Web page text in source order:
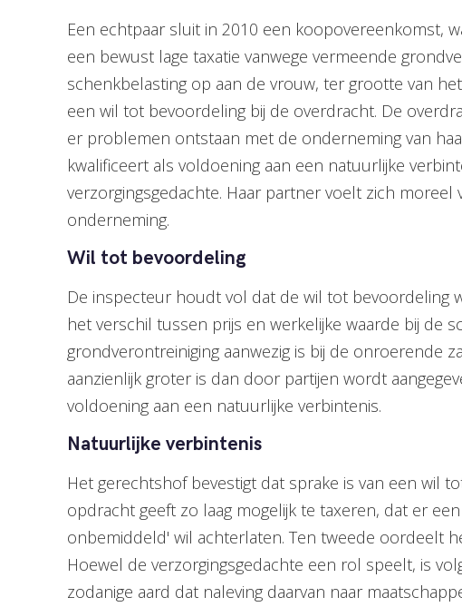
Een echtpaar sluit in 2010 een koopovereenkomst,
een bewust lage taxatie vanwege vermeende
schenkbelasting op aan de vrouw, ter grootte van
een wil tot bevoordeling bij de overdracht. De
er problemen ontstaan met de onderneming van
kwalificeert als voldoening aan een natuurlijke
verzorgingsgedachte. Haar partner voelt zich
onderneming.
Wil tot bevoordeling
De inspecteur houdt vol dat de wil tot bevoordeling
het verschil tussen prijs en werkelijke waarde bij de
grondverontreiniging aanwezig is bij de onroerende
aanzienlijk groter is dan door partijen wordt
voldoening aan een natuurlijke verbintenis.
Natuurlijke verbintenis
Het gerechtshof bevestigt dat sprake is van een wil
opdracht geeft zo laag mogelijk te taxeren, dat er
onbemiddeld' wil achterlaten. Ten tweede oordeelt
Hoewel de verzorgingsgedachte een rol speelt, is
zodanige aard dat naleving daarvan naar